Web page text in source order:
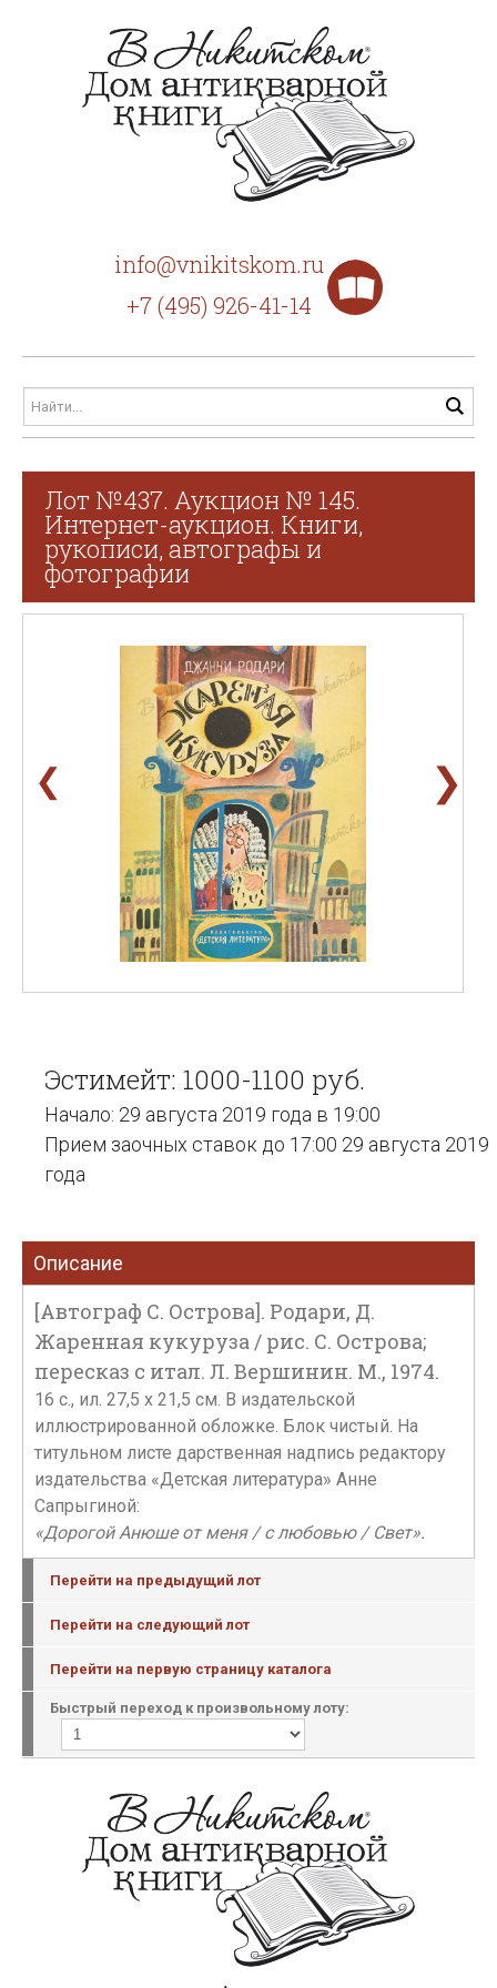
info@vnikitskom.ru
+7 (495) 926-41-14
Лот №437. Аукцион № 145.
Интернет-аукцион. Книги,
рукописи, автографы и
фотографии
❮ ❯
Эстимейт: 1000-1100 руб.
Начало: 29 августа 2019 года в 19:00
Прием заочных ставок до 17:00 29 августа 2019
года
Описание
[Автограф С. Острова]. Родари, Д.
Жаренная кукуруза / рис. С. Острова;
пересказ с итал. Л. Вершинин. М., 1974.
16 с., ил. 27,5 х 21,5 см. В издательской
иллюстрированной обложке. Блок чистый. На
титульном листе дарственная надпись редактору
издательства «Детская литература» Анне
Сапрыгиной:
«Дорогой Анюше от меня / с любовью / Свет».
Перейти на предыдущий лот
Перейти на следующий лот
Перейти на первую страницу каталога
Быстрый переход к произвольному лоту: